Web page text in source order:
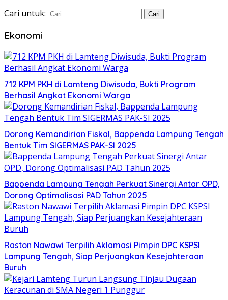
Cari untuk:
Ekonomi
712 KPM PKH di Lamteng Diwisuda, Bukti Program
Berhasil Angkat Ekonomi Warga
Dorong Kemandirian Fiskal, Bappenda Lampung Tengah
Bentuk Tim SIGERMAS PAK-SI 2025
Bappenda Lampung Tengah Perkuat Sinergi Antar OPD,
Dorong Optimalisasi PAD Tahun 2025
Raston Nawawi Terpilih Aklamasi Pimpin DPC KSPSI
Lampung Tengah, Siap Perjuangkan Kesejahteraan
Buruh